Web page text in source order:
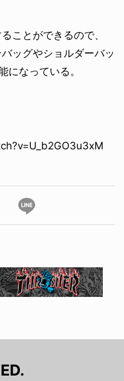
ことができるので、
ッグやショルダーバッ
になっている。